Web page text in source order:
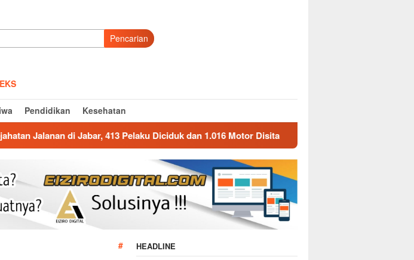
Pencarian
Pendidikan Kesehatan
413 Pelaku Diciduk dan 1.016 Motor Disita Polda Jabar Gulung 1.245 Tersangka
HEADLINE